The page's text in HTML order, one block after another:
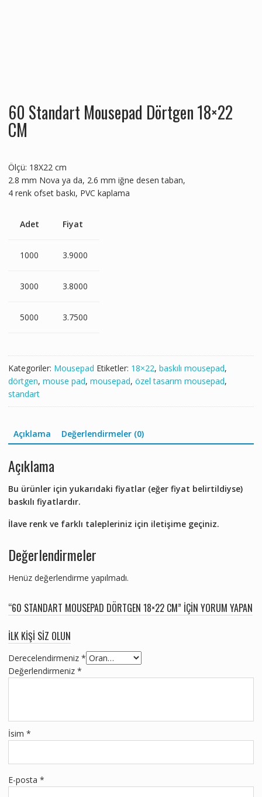
60 Standart Mousepad Dörtgen 18×22
CM
Ölçü: 18X22 cm
2.8 mm Nova ya da, 2.6 mm iğne desen taban,
4 renk ofset baskı, PVC kaplama
Adet Fiyat
1000 3.9000
3000 3.8000
5000 3.7500
Kategoriler: Mousepad Etiketler: 18×22, baskılı mousepad,
dörtgen, mouse pad, mousepad, özel tasarım mousepad,
standart
Açıklama Değerlendirmeler (0)
Açıklama
Bu ürünler için yukarıdaki fiyatlar (eğer fiyat belirtildiyse)
baskılı fiyatlardır.
İlave renk ve farklı talepleriniz için iletişime geçiniz.
Değerlendirmeler
Henüz değerlendirme yapılmadı.
“60 STANDART MOUSEPAD DÖRTGEN 18×22 CM” IÇIN YORUM YAPAN
ILK KIŞI SIZ OLUN
Derecelendirmeniz *
Değerlendirmeniz *
İsim *
E-posta *